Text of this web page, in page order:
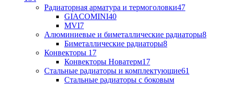
Радиаторная арматура и термоголовки47
GIACOMINI40
MVI7
Алюминиевые и биметаллические радиаторы8
Биметаллические радиаторы8
Конвекторы 17
Конвекторы Новатерм17
Стальные радиаторы и комплектующие61
Стальные радиаторы с боковым